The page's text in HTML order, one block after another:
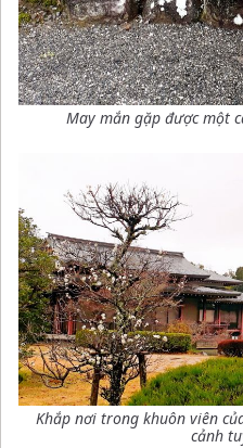
May mắn gặp được một
Khắp nơi trong khuôn viên
cảnh